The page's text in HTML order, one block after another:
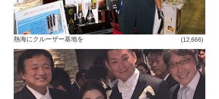
熱海にクルーザー基地を (12,666)